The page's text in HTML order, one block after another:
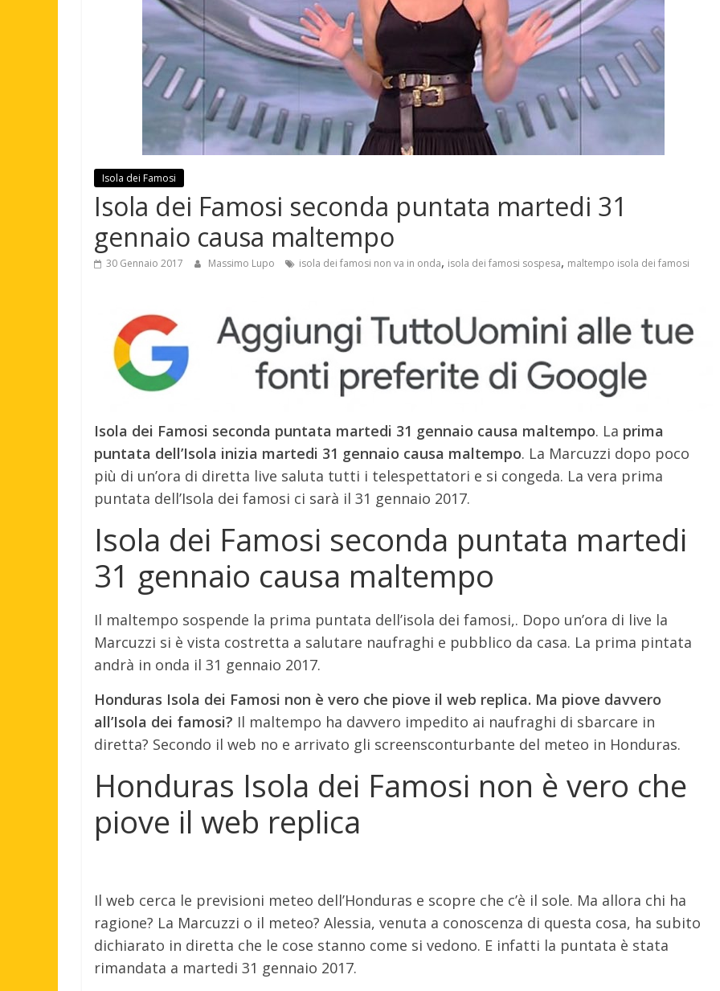
Isola dei Famosi
Isola dei Famosi seconda puntata martedi 31
gennaio causa maltempo
30 Gennaio 2017 Massimo Lupo isola dei famosi non va in onda, isola dei famosi sospesa, maltempo isola dei famosi
Isola dei Famosi seconda puntata martedi 31 gennaio causa maltempo. La prima
puntata dell’Isola inizia martedi 31 gennaio causa maltempo. La Marcuzzi dopo poco
più di un’ora di diretta live saluta tutti i telespettatori e si congeda. La vera prima
puntata dell’Isola dei famosi ci sarà il 31 gennaio 2017.
Isola dei Famosi seconda puntata martedi
31 gennaio causa maltempo
Il maltempo sospende la prima puntata dell’isola dei famosi,. Dopo un’ora di live la
Marcuzzi si è vista costretta a salutare naufraghi e pubblico da casa. La prima pintata
andrà in onda il 31 gennaio 2017.
Honduras Isola dei Famosi non è vero che piove il web replica. Ma piove davvero
all’Isola dei famosi? Il maltempo ha davvero impedito ai naufraghi di sbarcare in
diretta? Secondo il web no e arrivato gli screensconturbante del meteo in Honduras.
Honduras Isola dei Famosi non è vero che
piove il web replica
Il web cerca le previsioni meteo dell’Honduras e scopre che c’è il sole. Ma allora chi ha
ragione? La Marcuzzi o il meteo? Alessia, venuta a conoscenza di questa cosa, ha subito
dichiarato in diretta che le cose stanno come si vedono. E infatti la puntata è stata
rimandata a martedi 31 gennaio 2017.